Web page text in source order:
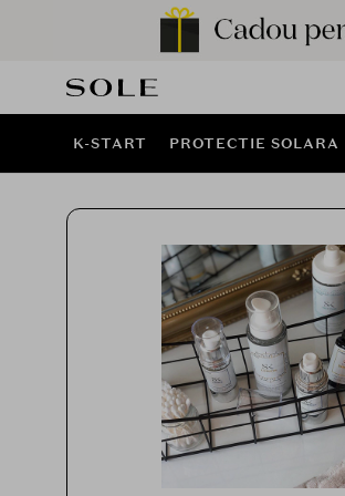
K-START PROTECTIE SOLARA